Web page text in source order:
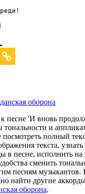
оборона
песне 'И вновь
и
полный
текста, узнать
в песне, исполнить
сменить
песням музыкантов.
найти другие
оборона.